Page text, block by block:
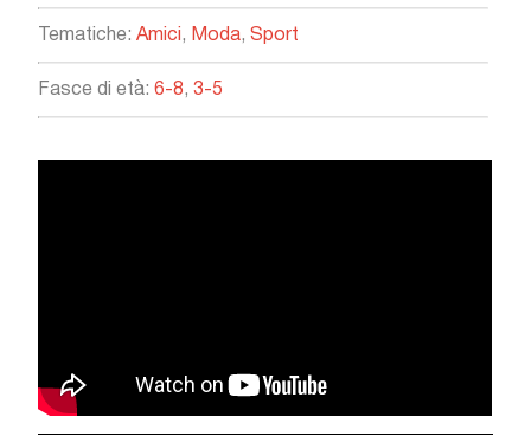
Tematiche:Amici , Moda,Sport
Fasce di età:6-8,3-5